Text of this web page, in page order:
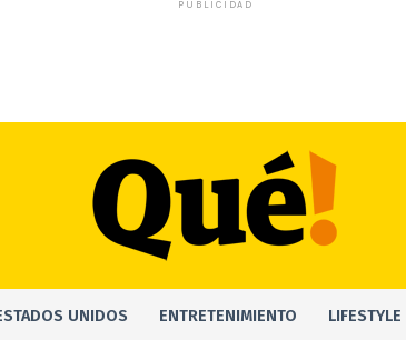
PUBLICIDAD
UNIDOS ENTRETENIMIENTO LIFESTYLE